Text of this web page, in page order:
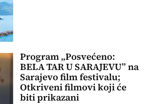
Program „Posvećeno:
BELA TAR U SARAJEVU” na
Sarajevo film festivalu;
Otkriveni filmovi koji će
biti prikazani